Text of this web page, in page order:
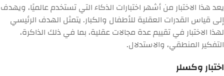
يعد هذا الاختبار من أشهر اختبارات الذكاء التي تستخدم عالميًا، ويهدف
إلى قياس القدرات العقلية للأطفال والكبار. يتمثل الهدف الرئيسي
لهذا الاختبار في تقييم عدة مجالات عقلية، بما في ذلك الذاكرة،
التفكير المنطقي، والاستدلال.
اختبار وكسلر